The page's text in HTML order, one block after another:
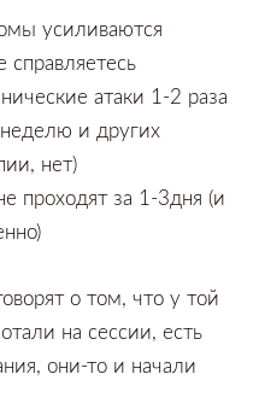
усиливаются
справляетесь
атаки 1-2 раза
и других
нет)⠀
проходят за 1-3дня (и
о том, что у той
на сессии, есть
они-то и начали